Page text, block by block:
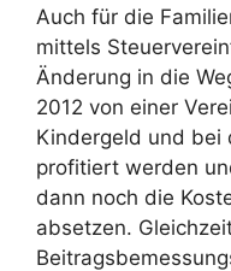
Auch für die
mittels
Änderung in die
2012 von einer
Kindergeld und bei
profitiert werden
dann noch die
absetzen.